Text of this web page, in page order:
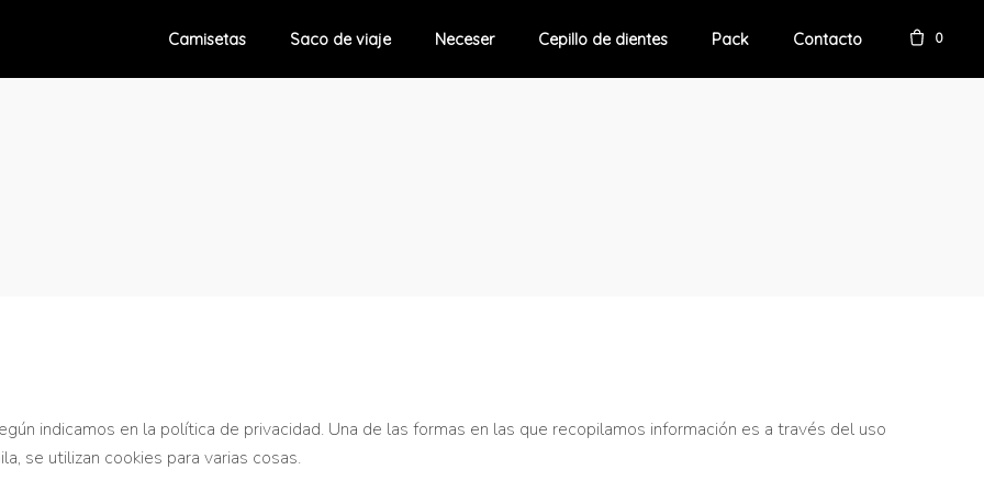
Camisetas Saco de viaje Neceser Cepillo de dientes Pack Contacto 0
indicamos en la política de privacidad. Una de las formas en las que recopilamos información es a través del uso
se utilizan cookies para varias cosas.